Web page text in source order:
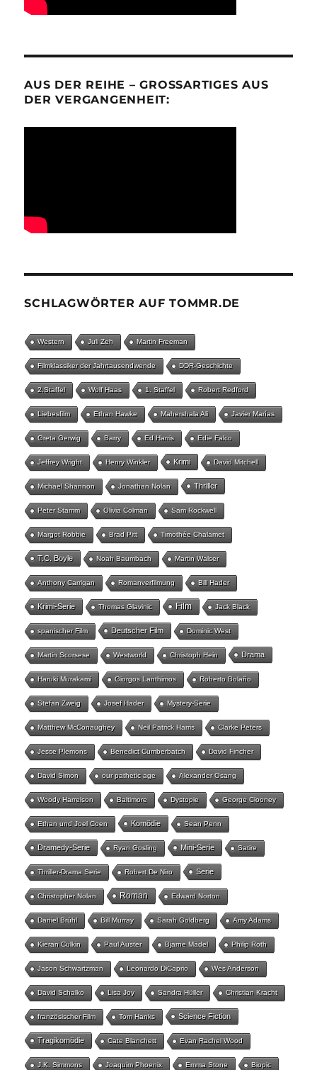
AUS DER REIHE – GROSSARTIGES AUS D
ER VERGANGENHEIT:
SCHLAGWÖRTER AUF TOMMR.DE
Western Juli Zeh Martin Freeman
Filmklassiker der Jahrtausendwende DDR-Geschichte
2.Staffel Wolf Haas 1. Staffel Robert Redford
Liebesfilm Ethan Hawke Mahershala Ali Javier Marías
Greta Gerwig Barry Ed Harris Edie Falco
Jeffrey Wright Henry Winkler Krimi David Mitchell
Michael Shannon Jonathan Nolan Thriller
Peter Stamm Olivia Colman Sam Rockwell
Margot Robbie Brad Pitt Timothée Chalamet
T.C. Boyle Noah Baumbach Martin Walser
Anthony Carrigan Romanverfilmung Bill Hader
Krimi-Serie Thomas Glavinic Film Jack Black
spanischer Film Deutscher Film Dominic West
Martin Scorsese Westworld Christoph Hein Drama
Haruki Murakami Giorgos Lanthimos Roberto Bolaño
Stefan Zweig Josef Hader Mystery-Serie
Matthew McConaughey Neil Patrick Harris Clarke Peters
Jesse Plemons Benedict Cumberbatch David Fincher
David Simon our pathetic age Alexander Osang
Woody Harrelson Baltimore Dystopie George Clooney
Ethan und Joel Coen Komödie Sean Penn
Dramedy-Serie Ryan Gosling Mini-Serie Satire
Thriller-Drama Serie Robert De Niro Serie
Christopher Nolan Roman Edward Norton
Daniel Brühl Bill Murray Sarah Goldberg Amy Adams
Kieran Culkin Paul Auster Bjarne Mädel Philip Roth
Jason Schwartzman Leonardo DiCaprio Wes Anderson
David Schalko Lisa Joy Sandra Hüller Christian Kracht
französischer Film Tom Hanks Science Fiction
Tragikomödie Cate Blanchett Evan Rachel Wood
J.K. Simmons Joaquim Phoenix Emma Stone Biopic